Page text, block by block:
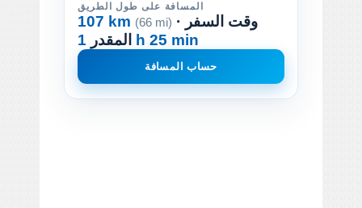
المسافة على طول الطريق
107 km (66 mi) · وقت السفر
المقدر 1 h 25 min
حساب المسافة